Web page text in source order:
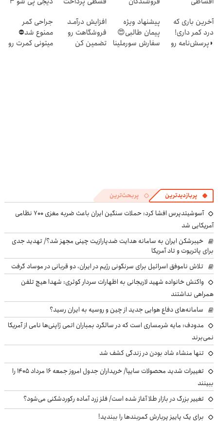
آخرین باری که
درد کمر داری!
◗پرسش‌نامه رو
پیشنهاد ویژه
پیمان طالبی😍
سفارش سورملینا
افزایش درآمـد
فروشگاهت رو
تضمین کن
جراحی کمر
ممنوع شد⛔
میتونی کمرت رو
پربازدیدترین پربحث‌ترین
آسوشیتدپرس افشا کرد: حملات سنگین ایران باعث ضربه مغزی ۷۰۰ نظامی
آمریکایی شد
خیبرشکن ایران به سامانه هدایت ضدپارازیت چینی مجهز شد؟/ تهدید جدی
برای پاتریوت و تاد آمریکا
تلاش ناموفق اسرائیل برای سرنگونی رژیم در ایران، دو قربانی در موساد گرفت
واکنش خانواده شهید لاریجانی به اظهارات سردار کوثری: شهدا هیچ تلفن
همراهی نداشتند
سامانه‌های دفاع هوایی جدید از چین و روسیه به ایران رسید؟
مدودف: مایه شرمساری است که در سالگرد بمباران اتمی ژاپنی‌ها نامی از آمریکا
نمی‌برند
تنها منشاء شاد بودن در زندگی کشف شد
تغییرات شدید محصولات سایپا/ خریداران جدول امروز جمعه ۱۶ مرداد ۱۴۰۵ را
ببینند
تغییر بزرگ در بازار طلا آغاز شده است/ فلز زرد آماده رکوردشکنی می‌شود؟
برای یک پاییز پربارش کمربندها را ببندید!